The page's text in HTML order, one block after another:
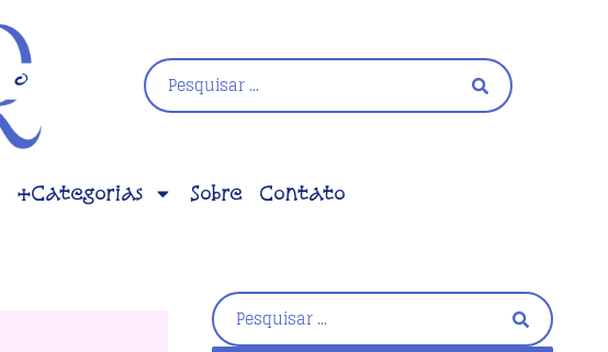
+Categorias Sobre Contato